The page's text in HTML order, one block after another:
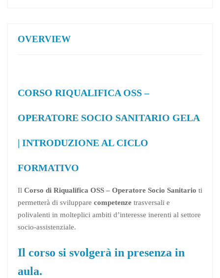
OVERVIEW
CORSO RIQUALIFICA OSS –
OPERATORE SOCIO SANITARIO GELA
| INTRODUZIONE AL CICLO
FORMATIVO
Il Corso di Riqualifica OSS – Operatore Socio Sanitario ti
permetterà di sviluppare competenze trasversali e
polivalenti in molteplici ambiti d’interesse inerenti al settore
socio-assistenziale.
Il corso si svolgerà in presenza in
aula.